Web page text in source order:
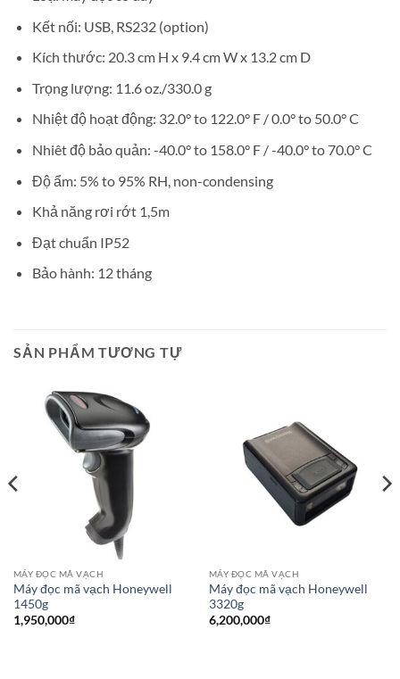
Kết nối: USB, RS232 (option)
Kích thước: 20.3 cm H x 9.4 cm W x 13.2 cm D
Trọng lượng: 11.6 oz./330.0 g
Nhiệt độ hoạt động: 32.0° to 122.0° F / 0.0° to 50.0° C
Nhiêt độ bảo quản: -40.0° to 158.0° F / -40.0° to 70.0° C
Độ ẩm: 5% to 95% RH, non-condensing
Khả năng rơi rớt 1,5m
Đạt chuẩn IP52
Bảo hành: 12 tháng
SẢN PHẨM TƯƠNG TỰ
MÁY ĐỌC MÃ VẠCH
Máy đọc mã vạch Honeywell
1450g
1,950,000₫
MÁY ĐỌC MÃ VẠCH
Máy đọc mã vạch Honeywell
3320g
6,200,000₫